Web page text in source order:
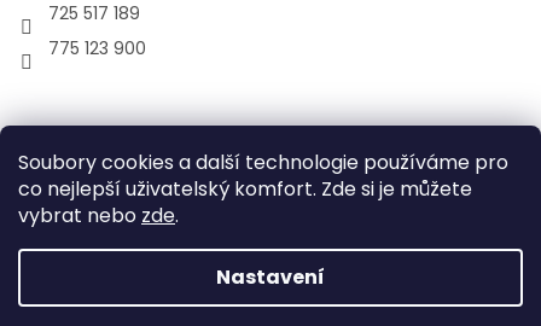
Soubory cookies a další technologie používáme pro
co nejlepší uživatelský komfort. Zde si je můžete
vybrat nebo zde.
Nastavení
725 517 189
775 123 900
air-cool
Vytvořil Shoptet